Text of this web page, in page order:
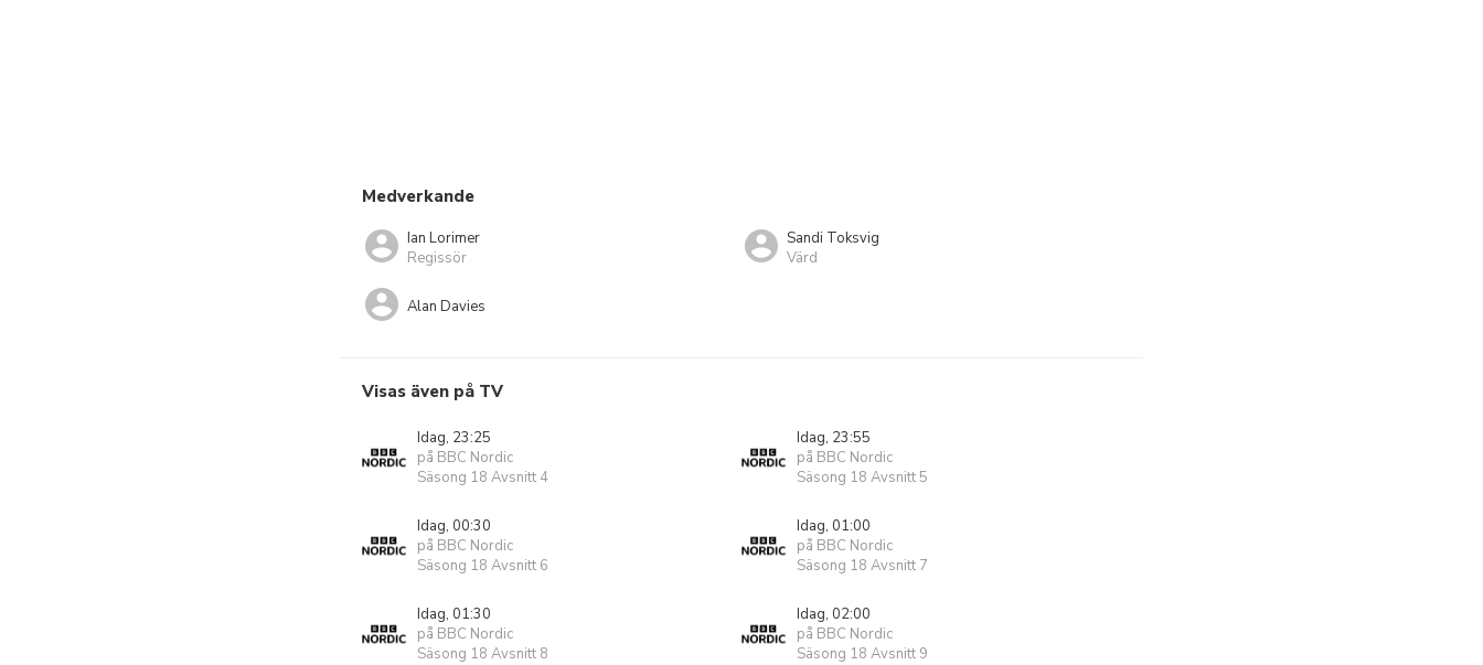
Medverkande
Ian Lorimer
Regissör
Sandi Toksvig
Värd
Alan Davies
Visas även på TV
Idag, 23:25
på BBC Nordic
Säsong 18 Avsnitt 4
Idag, 23:55
på BBC Nordic
Säsong 18 Avsnitt 5
Idag, 00:30
på BBC Nordic
Säsong 18 Avsnitt 6
Idag, 01:00
på BBC Nordic
Säsong 18 Avsnitt 7
Idag, 01:30
på BBC Nordic
Säsong 18 Avsnitt 8
Idag, 02:00
på BBC Nordic
Säsong 18 Avsnitt 9